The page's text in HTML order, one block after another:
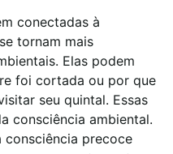
conectadas à
tornam mais
Elas podem
foi cortada ou por que
seu quintal. Essas
consciência ambiental.
consciência precoce